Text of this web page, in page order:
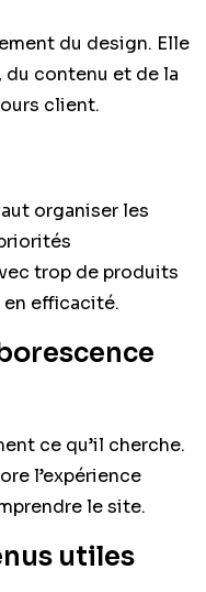
du design. Elle
contenu et de la
client.
organiser les
trop de produits
efficacité.
ce qu’il cherche.
l’expérience
le site.
utiles